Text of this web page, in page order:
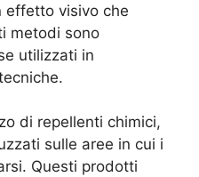
effetto visivo che
metodi sono
utilizzati in
di repellenti chimici,
sulle aree in cui i
Questi prodotti